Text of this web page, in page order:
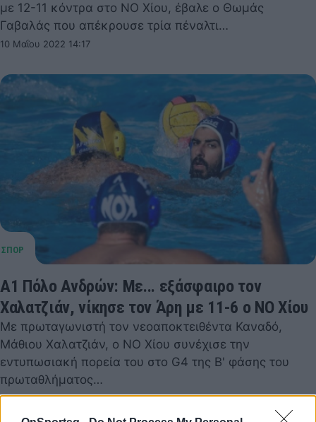
με 12-11 κόντρα στο ΝΟ Χίου, έβαλε ο Θωμάς
Γαβαλάς που απέκρουσε τρία πέναλτι…
10 Μαΐου 2022 14:17
Α1 Πόλο Ανδρών: Με... εξάσφαιρο τον
Χαλατζιάν, νίκησε τον Άρη με 11-6 ο ΝΟ Χίου
Με πρωταγωνιστή τον νεοαποκτειθέντα Καναδό,
Μάθιου Χαλατζιάν, ο ΝΟ Χίου συνέχισε την
εντυπωσιακή πορεία του στο G4 της Β' φάσης του
πρωταθλήματος…
26 Μαρτίου 2022 17:25